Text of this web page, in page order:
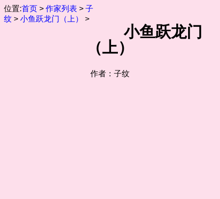
位置:首页 > 作家列表 > 子
纹 > 小鱼跃龙门（上） >
小鱼跃龙门
（上）
作者：子纹